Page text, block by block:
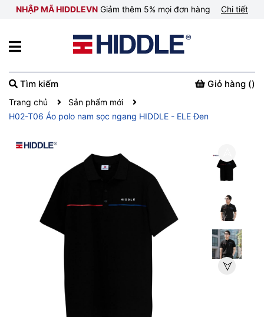
NHẬP MÃ HIDDLEVN Giảm thêm 5% mọi đơn hàng Chi tiết
Tìm kiếm Giỏ hàng ()
Trang chủ
Sản phẩm mới
H02-T06 Áo polo nam sọc ngang HIDDLE - ELE Đen